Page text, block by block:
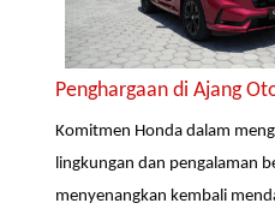
Penghargaan di Ajang
Komitmen Honda dalam
lingkungan dan pengalaman
menyenangkan kembali